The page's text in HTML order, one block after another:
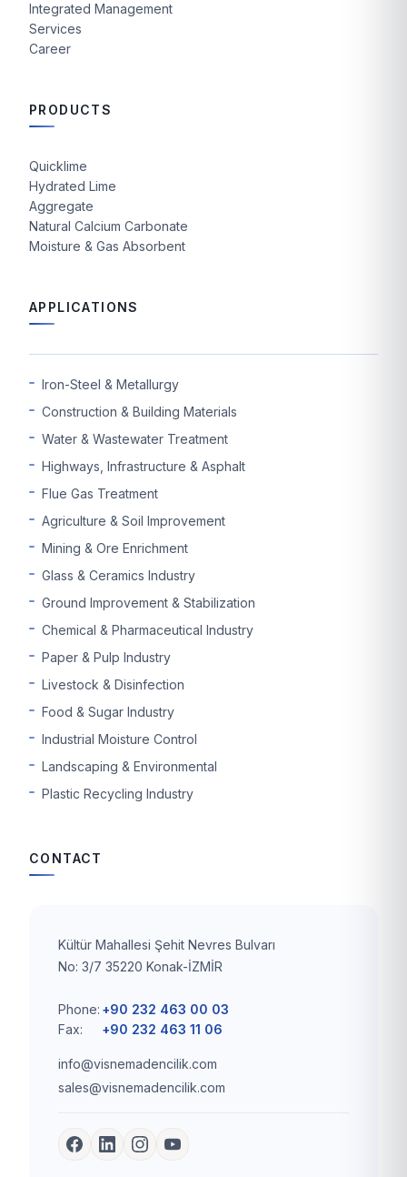
Integrated Management
Services
Career
PRODUCTS
Quicklime
Hydrated Lime
Aggregate
Natural Calcium Carbonate
Moisture & Gas Absorbent
APPLICATIONS
Iron-Steel & Metallurgy
Construction & Building Materials
Water & Wastewater Treatment
Highways, Infrastructure & Asphalt
Flue Gas Treatment
Agriculture & Soil Improvement
Mining & Ore Enrichment
Glass & Ceramics Industry
Ground Improvement & Stabilization
Chemical & Pharmaceutical Industry
Paper & Pulp Industry
Livestock & Disinfection
Food & Sugar Industry
Industrial Moisture Control
Landscaping & Environmental
Plastic Recycling Industry
CONTACT
Kültür Mahallesi Şehit Nevres Bulvarı
No: 3/7 35220 Konak-İZMİR
Phone: +90 232 463 00 03
Fax:
+90 232 463 11 06
info@visnemadencilik.com
sales@visnemadencilik.com